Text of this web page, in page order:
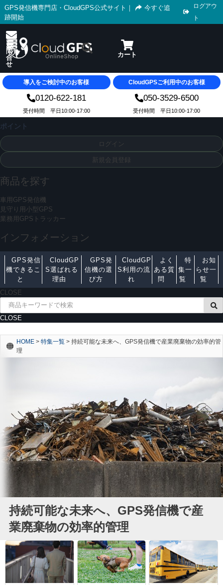
GPS発信機専門店・CloudGPS公式サイト ｜
今すぐ追
跡開始
ログアウ
ト
導入をご検討中のお客様 CloudGPSご利用中のお客様
0120-622-181 050-3529-6500
受付時間 平日10:00-17:00 受付時間 平日10:00-17:00
ポイント
ログイン
新規会員登録
商品を探す
車用GPS発信機
見守り用小型GPS
業務用GPSトラッカー
インフォメーション
GPS発信
機できるこ
と
CloudGP
S選ばれる
理由
GPS発
信機の選
び方
CloudGP
S利用の流
れ
よく
ある質
問
特
集一
覧
お知
らせ一
覧
CLOSE
CLOSE
HOME > 特集一覧 > 持続可能な未来へ、GPS発信機で産業廃棄物の効率的管
理
持続可能な未来へ、GPS発信機で産
業廃棄物の効率的管理